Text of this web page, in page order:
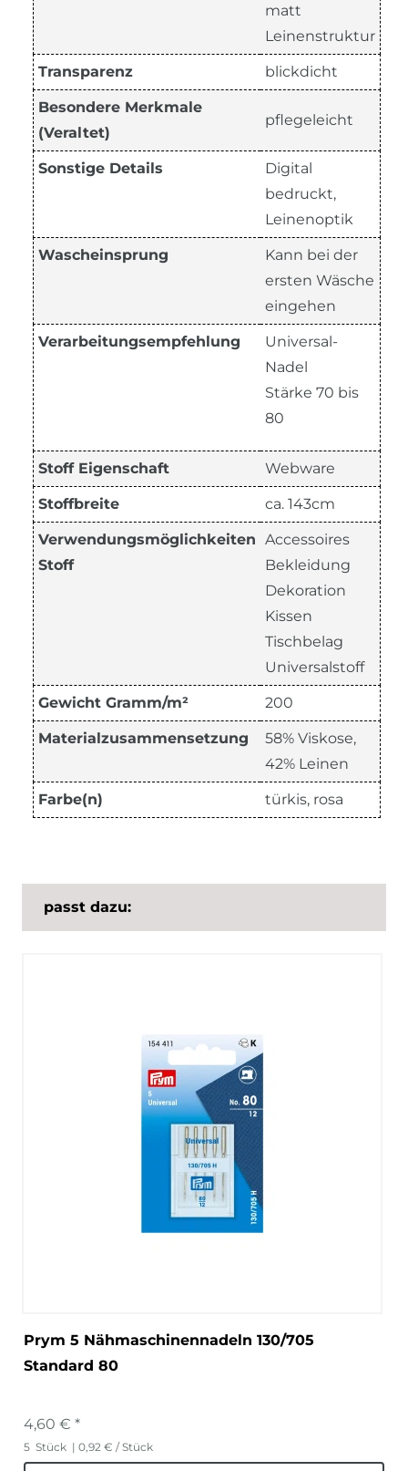
matt
Leinenstruktur
Transparenz blickdicht
Besondere Merkmale
(Veraltet)
pflegeleicht
Sonstige Details
Digital
bedruckt,
Leinenoptik
Wascheinsprung
Kann bei der
ersten Wäsche
eingehen
Verarbeitungsempfehlung
Universal-
Nadel
Stärke 70 bis
80
Stoff Eigenschaft Webware
Stoffbreite ca. 143cm
Verwendungsmöglichkeiten
Stoff
Accessoires
Bekleidung
Dekoration
Kissen
Tischbelag
Universalstoff
Gewicht Gramm/m² 200
Materialzusammensetzung
58% Viskose,
42% Leinen
Farbe(n) türkis, rosa
passt dazu:
Prym 5 Nähmaschinennadeln 130/705
Standard 80
4,60 € *
5 Stück | 0,92 € / Stück